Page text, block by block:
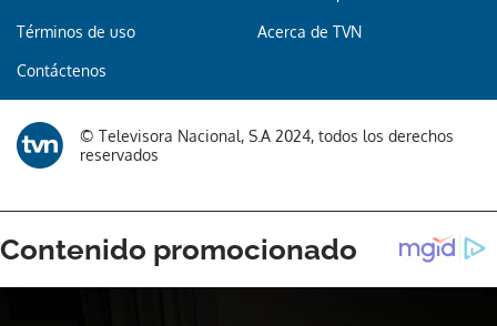
Términos de uso Acerca de TVN
Contáctenos
© Televisora Nacional, S.A 2024, todos los derechos
reservados